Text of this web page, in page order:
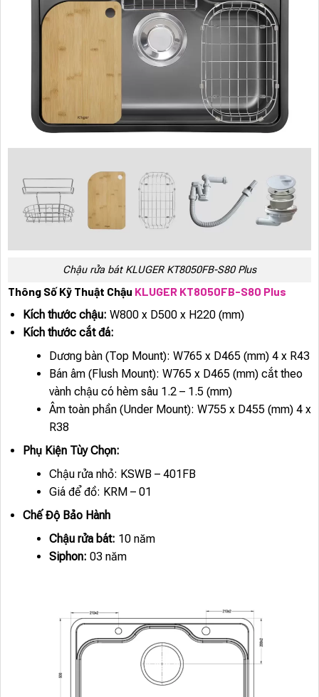
Chậu rửa bát KLUGER KT8050FB-S80 Plus
Thông Số Kỹ Thuật Chậu KLUGER KT8050FB-S80 Plus
Kích thước chậu: W800 x D500 x H220 (mm)
Kích thước cắt đá:
Dương bàn (Top Mount): W765 x D465 (mm) 4 x R43
Bán âm (Flush Mount): W765 x D465 (mm) cắt theo
vành chậu có hèm sâu 1.2 – 1.5 (mm)
Âm toàn phần (Under Mount): W755 x D455 (mm) 4 x
R38
Phụ Kiện Tùy Chọn:
Chậu rửa nhỏ: KSWB – 401FB
Giá để đồ: KRM – 01
Chế Độ Bảo Hành
Chậu rửa bát: 10 năm
Siphon: 03 năm